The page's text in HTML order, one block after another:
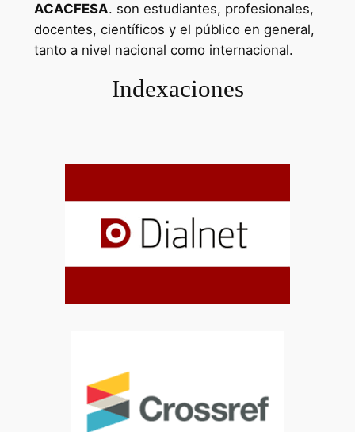
ACACFESA. son estudiantes, profesionales,
docentes, científicos y el público en general,
tanto a nivel nacional como internacional.
Indexaciones